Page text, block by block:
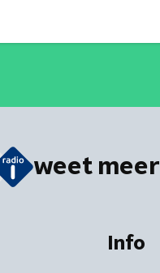
weet meer
Info